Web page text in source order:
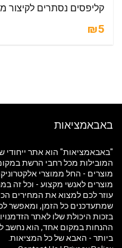
קליפסים נסתרים לקיצור
₪5
באבאמציאות
"באבאמציאות" הוא אתר
המובילות מכל רחבי הרשת
מוצרים - החל ממוצרי
מוצרים לאנשי מקצוע - וכל זה
עוזר לכם למצוא את המחירים
שמתעדכנים כל הזמן, ומאפשר
בזכות היכולת שלו לאתר
ההנחות במקום אחד, הוא נחשב
ביותר - האבא של כל המציאות.